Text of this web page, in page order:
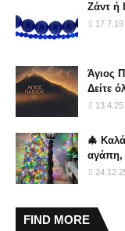
Ζάντ ή
17.7.19
Άγιος
Δείτε
13.4.25
🎄
αγάπη,
FIND MORE